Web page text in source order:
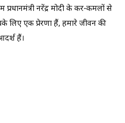
प्रधानमंत्री नरेंद्र मोदी के कर-कमलों से
लिए एक प्रेरणा हैं, हमारे जीवन की
हैं।